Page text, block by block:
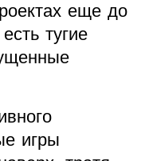
еще до
тугие
игры